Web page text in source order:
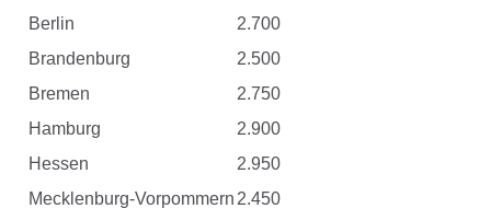
Berlin
2.700
Brandenburg
2.500
Bremen
2.750
Hamburg
2.900
Hessen
2.950
Mecklenburg-Vorpommern 2.450